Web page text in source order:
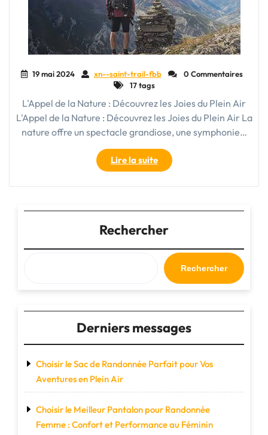
19 mai 2024 xn--saint-trail-fbb
0 Commentaires
17 tags
L'Appel de la Nature : Découvrez les Joies du Plein Air
L'Appel de la Nature : Découvrez les Joies du Plein Air La
nature offre un spectacle grandiose, une symphonie…
Lire la suite"Exploration
en
Plein
:
Vivez
l’Aventure
au
Grand
Air"
Rechercher
Rechercher
Derniers messages
Choisir le Sac de Randonnée Parfait pour Vos
Aventures en Plein Air
Choisir le Meilleur Pantalon pour Randonnée
Femme : Confort et Performance au Féminin